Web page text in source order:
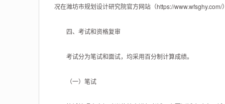
况在潍坊市规划设计研究院官方网站（https://www.wfsghy.com/
四、考试和资格复审
考试分为笔试和面试，均采用百分制计算成绩。
（一）笔试